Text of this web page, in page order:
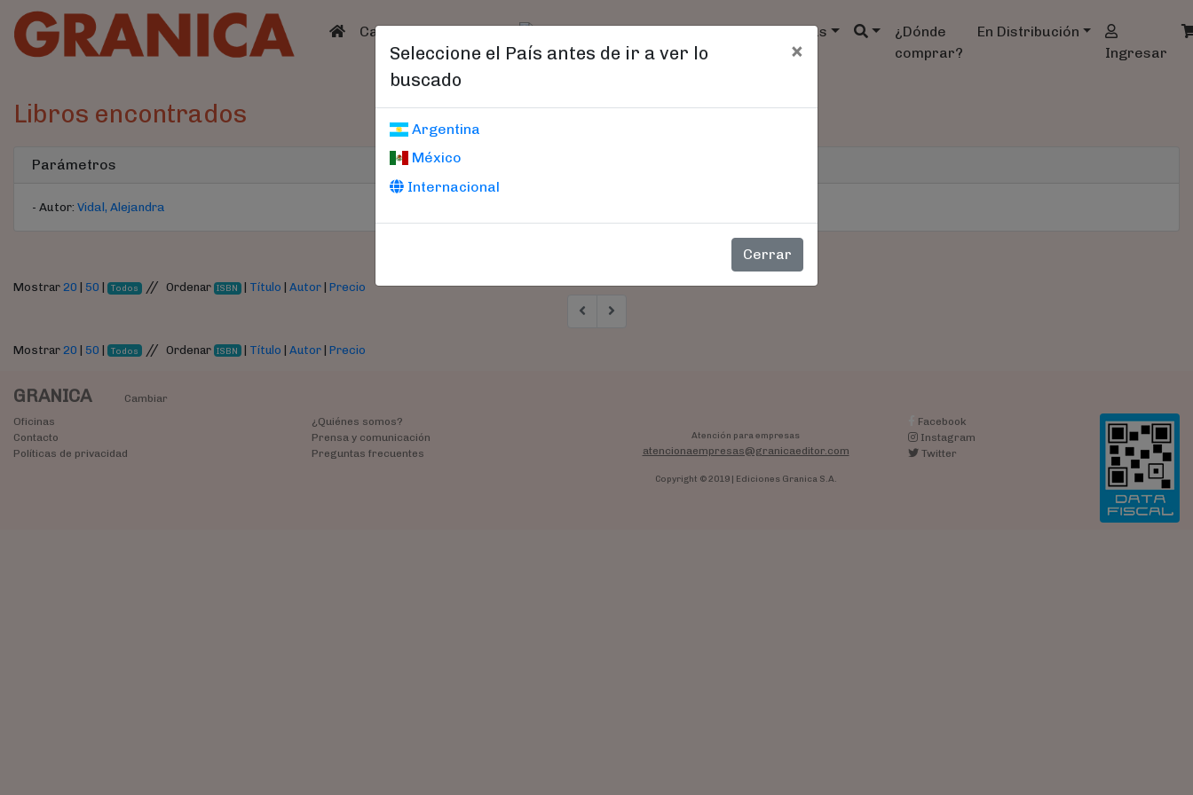
(current)
Catálogo Catálogo Agendas
¿Dónde
comprar?
En Distribución
Ingresar
Seleccione el País antes de ir a ver lo
buscado
×
Argentina
México
Internacional
Cerrar
Libros encontrados
Parámetros
- Autor: Vidal, Alejandra
Mostrar 20 50 Todos // Ordenar ISBN Título |Autor |Precio
Mostrar 20 | 50 | Todos // Ordenar ISBN | Título |Autor |Precio
GRANICA
Cambiar
Oficinas
Contacto
Políticas de privacidad
¿Quiénes somos?
Prensa y comunicación
Preguntas frecuentes
Atención para empresas
atencionaempresas@granicaeditor.com
Copyright © 2019 | Ediciones Granica S.A.
Facebook
Instagram
Twitter